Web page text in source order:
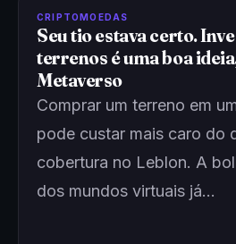
CRIPTOMOEDAS
Seu tio estava certo.
terrenos é uma boa
Metaverso
Comprar um terreno em
pode custar mais caro do
cobertura no Leblon. A
dos mundos virtuais já…